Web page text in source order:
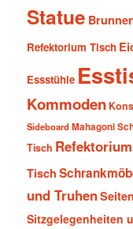
Statue
Refektorium Tisch
Essstühle
Kommoden
SideboardMahagoni
Tisch
Tisch
und Truhen
Sitzgelegenheiten